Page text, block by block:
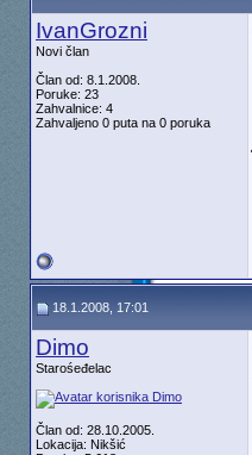
IvanGrozni
Novi član
Član od: 8.1.2008.
Poruke: 23
Zahvalnice: 4
Zahvaljeno 0 puta na 0 poruka
18.1.2008, 17:01
Dimo
Starośeđelac
Član od: 28.10.2005.
Lokacija: Nikšić